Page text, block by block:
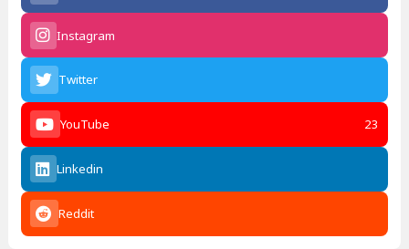
Instagram
Twitter
YouTube 23
Linkedin
Reddit